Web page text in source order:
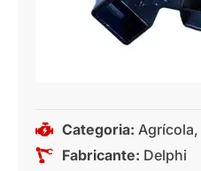
Categoria: Agrícola,
Fabricante: Delphi